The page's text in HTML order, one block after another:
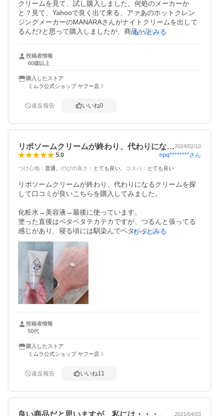
クリームを見て、試し購入しました。何処のメーカーか
と？見て、Yahooで良く出て来る、アァあのホットクレン
ジングメーカーのMANARAさんがナイトクリームを出して
るんだｧと思って購入しましたが、商品が届いて見るとMIM
ベタつく感じですが、直ぐに肌に浸透して行く感じです。
今迄は他保湿クリームを使用後、美容液油分を足していま
したが、このクリーム1本だけで充分ですね。勘違い購入で
したが結果は良かったです。暫くは使用を続けてみます。
もっとみる
投稿者情報
60歳以上
購入したストア
ミムラ公式ショップ ヤフー店
違反報告 いいね0
リポソームクリームが終わり、代わりにな…2024/02/10
5.0 npq********さん
つけ心地 ： 普通 のびの良さ ： とても良い コスパ ： とても良い
リポソームクリームが終わり、代わりになるクリームを探
して口コミが良いこちらを購入してみました。
化粧水→美容液→最後に使っています。
塗った直後はベタベタテカテカですが、つるんと張ってる
感じがあり、寝る頃には馴染んでベタベタは感じません。
翌朝はモチモチです！
嬉しくなり朝も使っていますが、量を夜より少なめにし
て、上か、SPF入りの下地使用しています。
特にメイクがヨレたりモロモロが出たりの問題ありませ
ん。
むしろメイクのりが良く、一日中潤ってくれているので、
今までデパコスのクリームを使っていましたが、お値段も
安くて十分満足です。
高です！
発送が早いのも○
napo-cosme-10017083
もっとみる
投稿者情報
50代
購入したストア
ミムラ公式ショップ ヤフー店
違反報告 いいね11
良い商品だと思いますが、私には・・・。 2021/04/03